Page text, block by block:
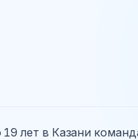
лет в Казани